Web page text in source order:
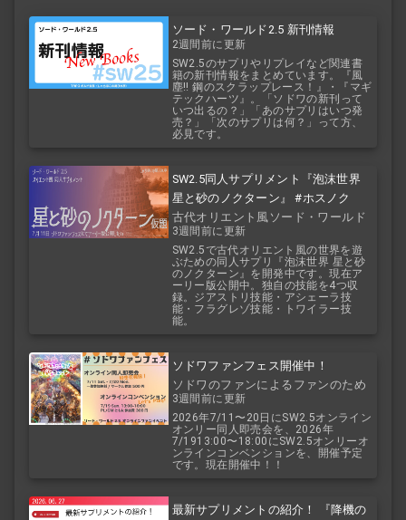
ソード・ワールド2.5 新刊情報
2週間前に更新
SW2.5のサプリやリプレイなど関連書
籍の新刊情報をまとめています。『風
塵!! 鋼のスクラップレース！』・『マギ
テックハーツ』。「ソドワの新刊って
いつ出るの？」「あのサプリはいつ発
売？」「次のサプリは何？」って方、
必見です。
SW2.5同人サプリメント『泡沫世界
星と砂のノクターン』 #ホスノク
古代オリエント風ソード・ワールド
2.5
3週間前に更新
SW2.5で古代オリエント風の世界を遊
ぶための同人サプリ『泡沫世界 星と砂
のノクターン』を開発中です。現在ア
ーリー版公開中。独自の技能を4つ収
録。ジアストリ技能・アシェーラ技
能・フラグレゾ技能・トワイラー技
能。
ソドワファンフェス開催中！
ソドワのファンによるファンのため
のお祭り！
3週間前に更新
2026年7/11〜20日にSW2.5オンライン
オンリー同人即売会を、2026年
7/1913:00〜18:00にSW2.5オンリーオ
ンラインコンベンションを、開催予定
です。現在開催中！！
最新サプリメントの紹介！ 『降機の